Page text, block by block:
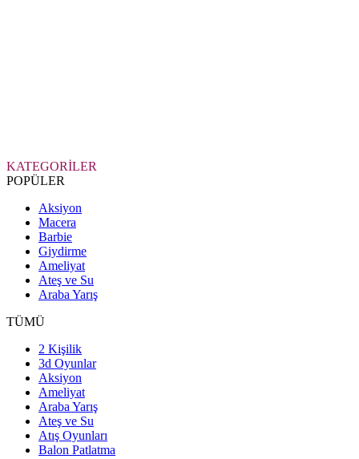
KATEGORİLER
POPÜLER
Aksiyon
Macera
Barbie
Giydirme
Ameliyat
Ateş ve Su
Araba Yarış
TÜMÜ
2 Kişilik
3d Oyunlar
Aksiyon
Ameliyat
Araba Yarış
Ateş ve Su
Atış Oyunları
Balon Patlatma